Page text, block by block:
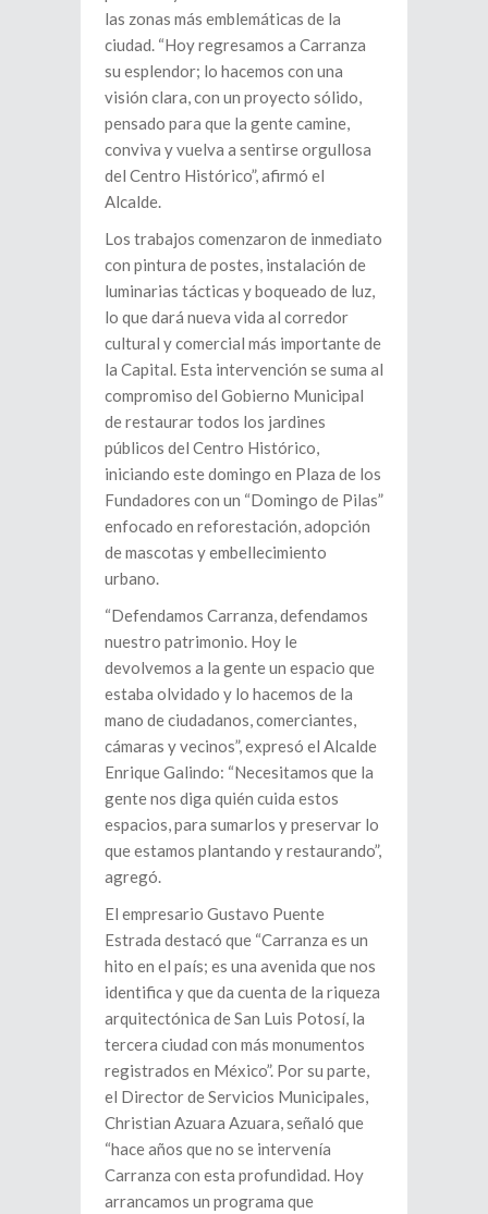
las zonas más emblemáticas de la
ciudad. “Hoy regresamos a Carranza
su esplendor; lo hacemos con una
visión clara, con un proyecto sólido,
pensado para que la gente camine,
conviva y vuelva a sentirse orgullosa
del Centro Histórico”, afirmó el
Alcalde.
Los trabajos comenzaron de inmediato
con pintura de postes, instalación de
luminarias tácticas y boqueado de luz,
lo que dará nueva vida al corredor
cultural y comercial más importante de
la Capital. Esta intervención se suma al
compromiso del Gobierno Municipal
de restaurar todos los jardines
públicos del Centro Histórico,
iniciando este domingo en Plaza de los
Fundadores con un “Domingo de Pilas”
enfocado en reforestación, adopción
de mascotas y embellecimiento
urbano.
“Defendamos Carranza, defendamos
nuestro patrimonio. Hoy le
devolvemos a la gente un espacio que
estaba olvidado y lo hacemos de la
mano de ciudadanos, comerciantes,
cámaras y vecinos”, expresó el Alcalde
Enrique Galindo: “Necesitamos que la
gente nos diga quién cuida estos
espacios, para sumarlos y preservar lo
que estamos plantando y restaurando”,
agregó.
El empresario Gustavo Puente
Estrada destacó que “Carranza es un
hito en el país; es una avenida que nos
identifica y que da cuenta de la riqueza
arquitectónica de San Luis Potosí, la
tercera ciudad con más monumentos
registrados en México”. Por su parte,
el Director de Servicios Municipales,
Christian Azuara Azuara, señaló que
“hace años que no se intervenía
Carranza con esta profundidad. Hoy
arrancamos un programa que